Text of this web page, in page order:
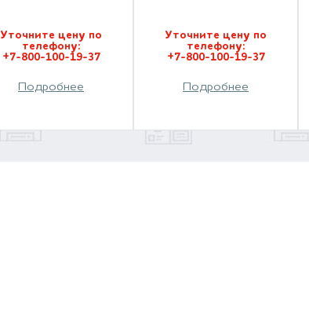
Уточните цену по
телефону:
+7-800-100-19-37
Подробнее
Уточните цену по
телефону:
+7-800-100-19-37
Подробнее